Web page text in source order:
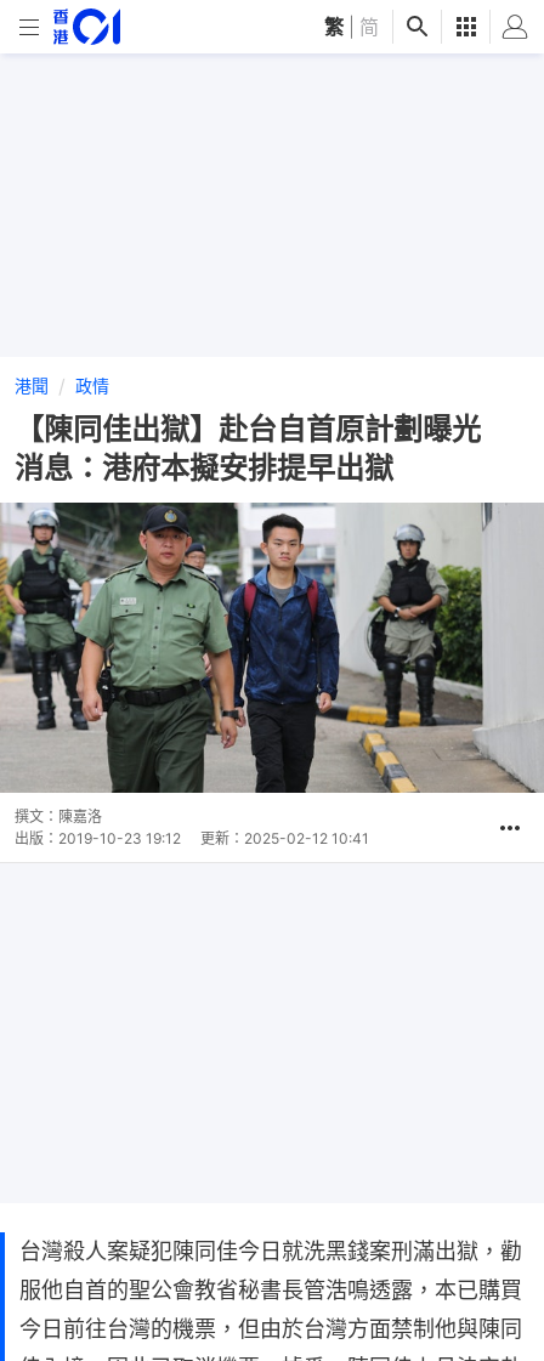
繁 简
港聞 政情
【陳同佳出獄】赴台自首原計劃曝光
消息：港府本擬安排提早出獄
撰文： 陳嘉洛
出版： 2019-10-23 19:12 更新： 2025-02-12 10:41
台灣殺人案疑犯陳同佳今日就洗黑錢案刑滿出獄，勸
服他自首的聖公會教省秘書長管浩鳴透露，本已購買
今日前往台灣的機票，但由於台灣方面禁制他與陳同